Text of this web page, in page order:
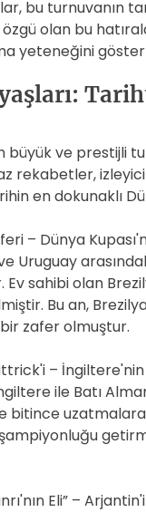
bu turnuvanın
olan bu
yeteneğini
büyük ve prestijli
rekabetler,
en dokunaklı
– Dünya
Uruguay
Ev sahibi olan
Bu an,
zafer olmuştur.
–
ile Batı
bitince
Eli” –